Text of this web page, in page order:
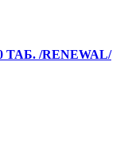
/RENEWAL/